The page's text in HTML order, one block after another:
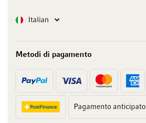
Lingua Italian
Metodi di pagamento
Pagamento anticipato